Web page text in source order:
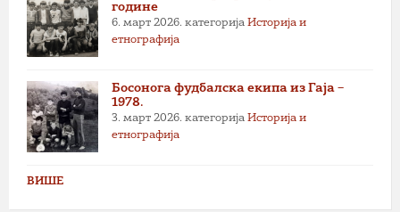
године
6. март 2026. категорија Историја и
етнографија
Босонога фудбалска екипа из Гаја –
1978.
3. март 2026. категорија Историја и
етнографија
ВИШЕ